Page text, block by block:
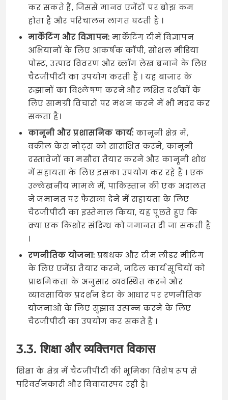
कर सकते हैं, जिससे मानव एजेंटों पर बोझ कम
होता है और परिचालन लागत घटती है ।
मार्केटिंग और विज्ञापन: मार्केटिंग टीमें विज्ञापन
अभियानों के लिए आकर्षक कॉपी, सोशल मीडिया
पोस्ट, उत्पाद विवरण और ब्लॉग लेख बनाने के लिए
चैटजीपीटी का उपयोग करती हैं । यह बाजार के
रुझानों का विश्लेषण करने और लक्षित दर्शकों के
लिए सामग्री विचारों पर मंथन करने में भी मदद कर
सकता है।
कानूनी और प्रशासनिक कार्य:कानूनी क्षेत्र में,
वकील केस नोट्स को सारांशित करने, कानूनी
दस्तावेजों का मसौदा तैयार करने और कानूनी शोध
में सहायता के लिए इसका उपयोग कर रहे हैं । एक
उल्लेखनीय मामले में, पाकिस्तान की एक अदालत
ने जमानत पर फैसला देने में सहायता के लिए
चैटजीपीटी का इस्तेमाल किया, यह पूछते हुए कि
क्या एक किशोर संदिग्ध को जमानत दी जा सकती है
।
रणनीतिक योजना: प्रबंधक और टीम लीडर मीटिंग
के लिए एजेंडा तैयार करने, जटिल कार्य सूचियों को
प्राथमिकता के अनुसार व्यवस्थित करने और
व्यावसायिक प्रदर्शन डेटा के आधार पर रणनीतिक
योजनाओं के लिए सुझाव उत्पन्न करने के लिए
चैटजीपीटी का उपयोग कर सकते हैं ।
3.3. शिक्षा और व्यक्तिगत विकास
शिक्षा के क्षेत्र में चैटजीपीटी की भूमिका विशेष रूप से
परिवर्तनकारी और विवादास्पद रही है।